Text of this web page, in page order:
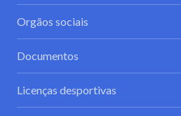
Orgãos sociais
Documentos
Licenças desportivas